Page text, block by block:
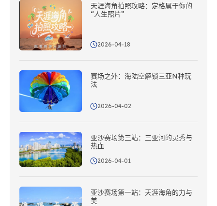
天涯海角拍照攻略：定格属于你的
“人生照片”
2026-04-18
赛场之外：海陆空解锁三亚N种玩
法
2026-04-02
亚沙赛场第三站：三亚河的灵秀与
热血
2026-04-01
亚沙赛场第一站：天涯海角的力与
美